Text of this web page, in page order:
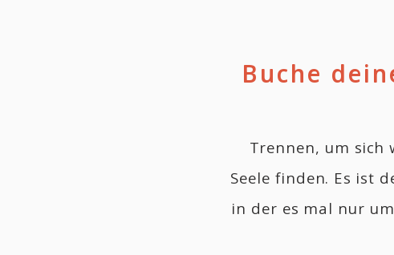
Buche
Trennen, um sich
Seele finden. Es ist
in der es mal nur